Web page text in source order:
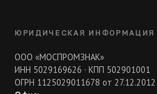
ЮРИДИЧЕСКАЯ ИНФОРМАЦИЯ
ООО «МОСПРОМЗНАК»
ИНН 5029169626 · КПП 502901001
ОГРН 1125029011678 от 27.12.2012